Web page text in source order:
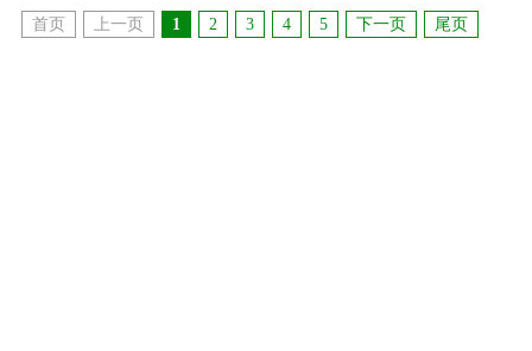
首页 上一页 1 2 3 4 5 下一页 尾页